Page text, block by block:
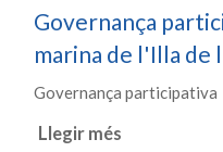
Governança
marina de l'Illa de
Governança participativa
Llegir més